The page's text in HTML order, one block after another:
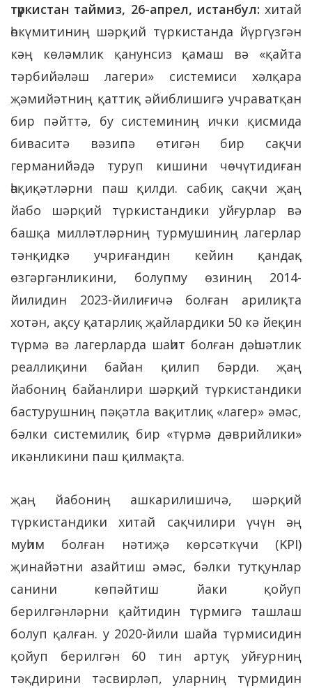
түркистан таймиз, 26-апрел, истанбул: хитай
һөкүмитиниң шәрқий түркистанда йүргүзгән
кәң көләмлик қанунсиз қамаш вә «қайта
тәрбийәләш лагери» системиси хәлқара
җәмийәтниң қаттиқ әйиблишигә учраватқан
бир пәйттә, бу системиниң ички қисмида
биваситә вәзипә өтигән бир сақчи
германийәдә туруп кишини чөчүтидиған
һәқиқәтләрни паш қилди. сабиқ сақчи җаң
йабо шәрқий түркистандики уйғурлар вә
башқа милләтләрниң турмушиниң лагерлар
тәнқидкә учриғандин кейин қандақ
өзгәргәнликини, болупму өзиниң 2014-
йилидин 2023-йилиғичә болған арилиқта
хотән, ақсу қатарлиқ җайлардики 50 кә йеқин
түрмә вә лагерларда шаһит болған дәһшәтлик
реаллиқини байан қилип бәрди. җаң
йабониң байанлири шәрқий түркистандики
бастурушниң пәқәтла вақитлиқ «лагер» әмәс,
бәлки системилиқ бир «түрмә дәврийлики»
икәнликини паш қилмақта.
җаң йабониң ашкарилишичә, шәрқий
түркистандики хитай сақчилири үчүн әң
муһим болған нәтиҗә көрсәткүчи (KPI)
җинайәтни азайтиш әмәс, бәлки тутқунлар
санини көпәйтиш йаки қойуп
берилгәнләрни қайтидин түрмигә ташлаш
болуп қалған. у 2020-йили шайа түрмисидин
қойуп берилгән 60 тин артуқ уйғурниң
тәқдирини тәсвирләп, уларниң түрмидин